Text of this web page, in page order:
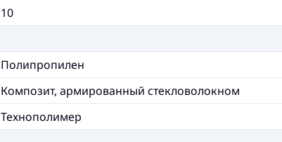
10
Полипропилен
Композит, армированный стекловолокном
Технополимер